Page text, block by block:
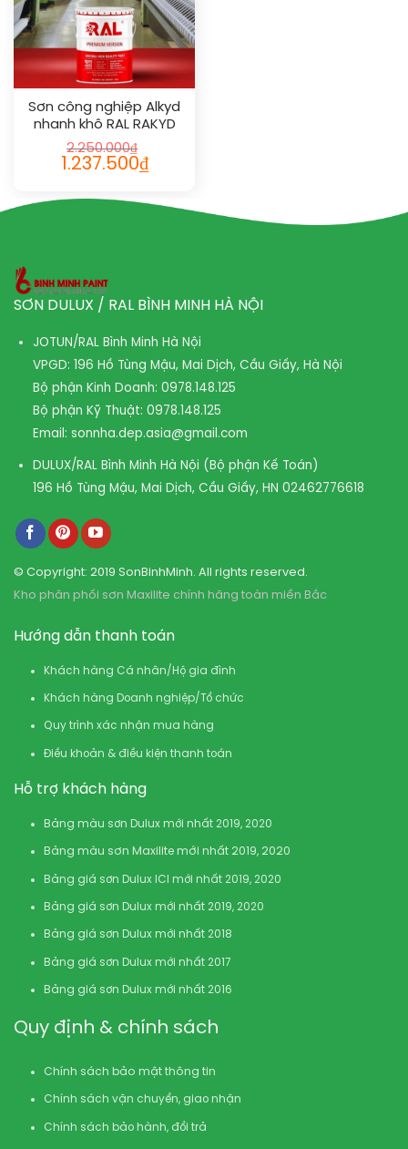
Sơn công nghiệp Alkyd
nhanh khô RAL RAKYD
QD 1016
2.250.000₫
1.237.500₫
SƠN DULUX / RAL BÌNH MINH HÀ NỘI
JOTUN/RAL Bình Minh Hà Nội
VPGD: 196 Hồ Tùng Mậu, Mai Dịch, Cầu Giấy, Hà Nội
Bộ phận Kinh Doanh: 0978.148.125
Bộ phận Kỹ Thuật: 0978.148.125
Email: sonnha.dep.asia@gmail.com
DULUX/RAL Bình Minh Hà Nội (Bộ phận Kế Toán)
196 Hồ Tùng Mậu, Mai Dịch, Cầu Giấy, HN 02462776618
© Copyright: 2019 SonBinhMinh. All rights reserved.
Kho phân phối sơn Maxilite chính hãng toàn miền Bắc
Hướng dẫn thanh toán
Khách hàng Cá nhân/Hộ gia đình
Khách hàng Doanh nghiệp/Tổ chức
Quy trình xác nhận mua hàng
Điều khoản & điều kiện thanh toán
Hỗ trợ khách hàng
Bảng màu sơn Dulux mới nhất 2019, 2020
Bảng màu sơn Maxilite mới nhất 2019, 2020
Bảng giá sơn Dulux ICI mới nhất 2019, 2020
Bảng giá sơn Dulux mới nhất 2019, 2020
Bảng giá sơn Dulux mới nhất 2018
Bảng giá sơn Dulux mới nhất 2017
Bảng giá sơn Dulux mới nhất 2016
Quy định & chính sách
Chính sách bảo mật thông tin
Chính sách vận chuyển, giao nhận
Chính sách bảo hành, đổi trả